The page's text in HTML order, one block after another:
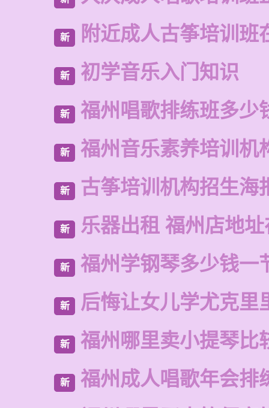
新 附近成人古筝培训班
新 初学音乐入门知识
新 福州唱歌排练班多少
新 福州音乐素养培训机
新 古筝培训机构招生海
新 乐器出租 福州店地
新 福州学钢琴多少钱一
新 后悔让女儿学尤克里
新 福州哪里卖小提琴比
新 福州成人唱歌年会排